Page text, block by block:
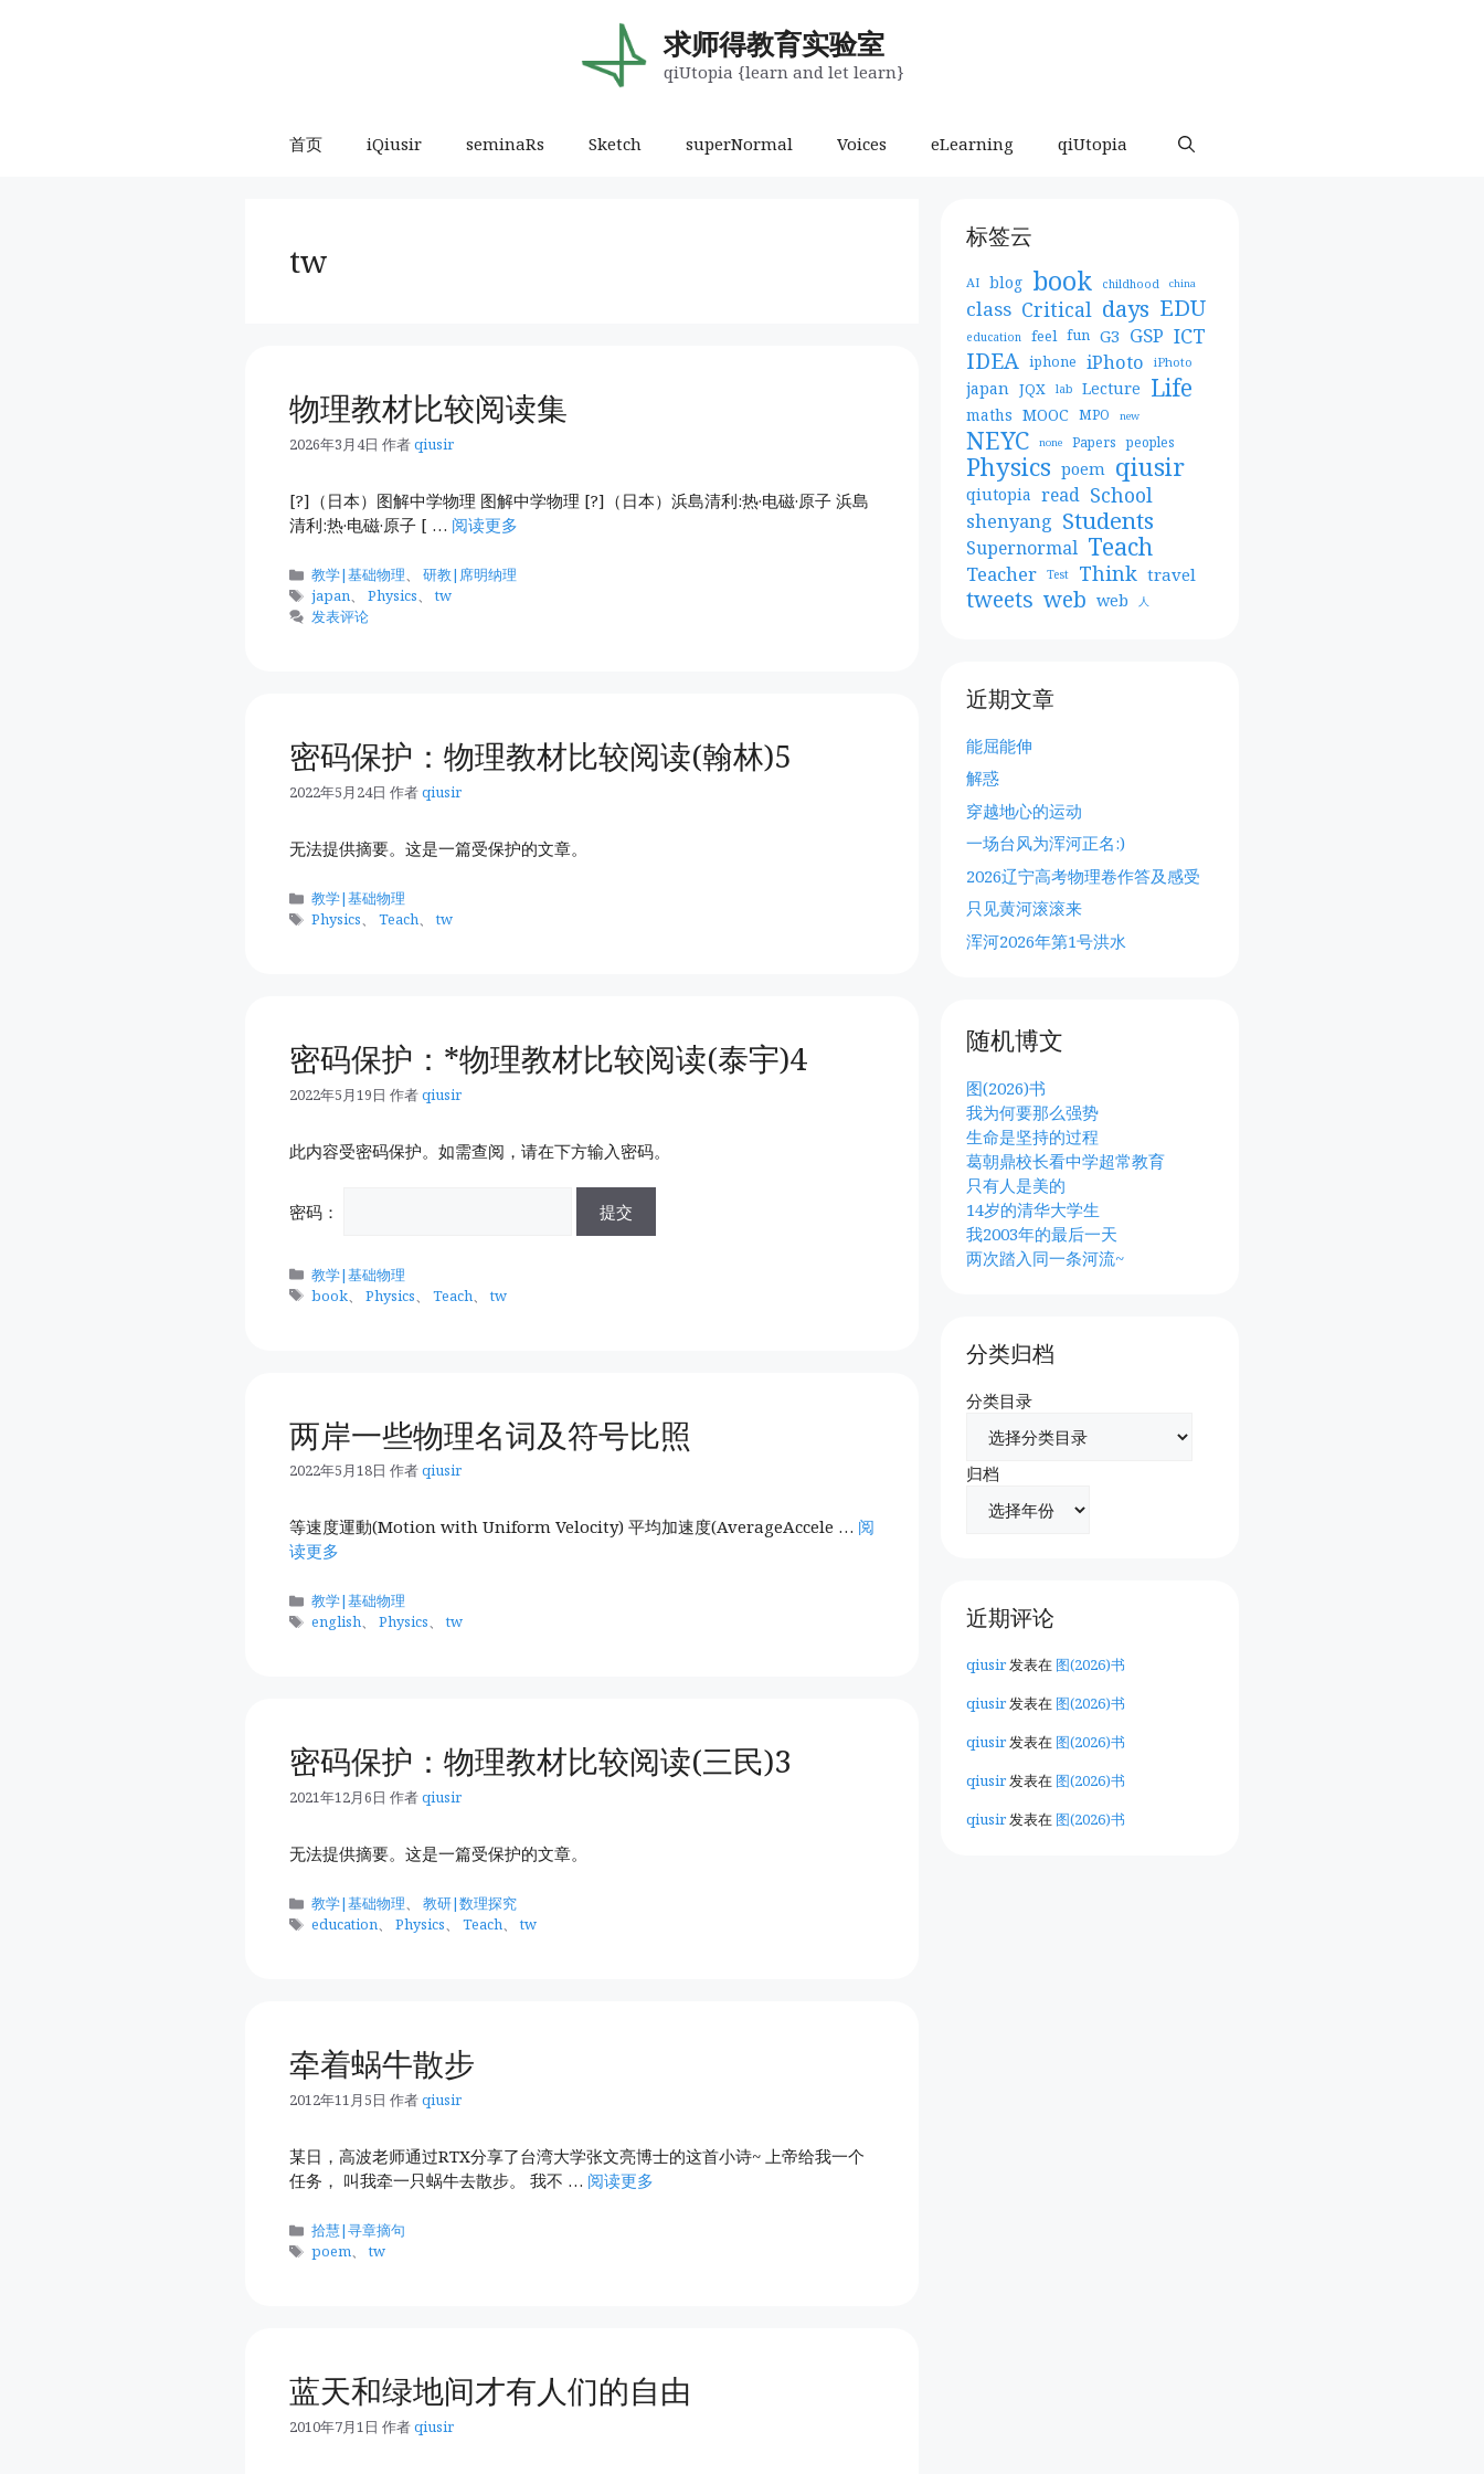
求师得教育实验室
qiUtopia {learn and let learn}
首页 iQiusir seminaRs Sketch superNormal Voices eLearning qiUtopia
tw
物理教材比较阅读集
2026年3月4日 作者qiusir
[?]（日本）图解中学物理 图解中学物理 [?]（日本）浜島清利:热·电磁·原子 浜島
清利:热·电磁·原子 [ … 阅读更多
分
类
教学|基础物理、研教|席明纳理
标
签
japan、Physics、tw
发表评论
密码保护：物理教材比较阅读(翰林)5
2022年5月24日 作者qiusir
无法提供摘要。这是一篇受保护的文章。
分
类
教学|基础物理
标
Physics、Teach、tw
密码保护：*物理教材比较阅读(泰宇)4
2022年5月19日 作者qiusir
此内容受密码保护。如需查阅，请在下方输入密码。
密码：
分
类
教学|基础物理
标
book 、Physics 、Teach 、tw
两岸一些物理名词及符号比照
2022年5月18日 作者qiusir
等速度運動(Motion with Uniform Velocity) 平均加速度(AverageAccele … 阅
读更多
分
类
教学|基础物理
标
english、Physics、tw
密码保护：物理教材比较阅读(三民)3
2021年12月6日 作者qiusir
无法提供摘要。这是一篇受保护的文章。
分
类
教学|基础物理、教研|数理探究
标
education、Physics、Teach、tw
牵着蜗牛散步
2012年11月5日 作者qiusir
某日，高波老师通过RTX分享了台湾大学张文亮博士的这首小诗~ 上帝给我一个
任务， 叫我牵一只蜗牛去散步。 我不 … 阅读更多
分
类
拾慧|寻章摘句
标
poem、tw
蓝天和绿地间才有人们的自由
2010年7月1日 作者qiusir
标签云
AI blog book childhood china
class Critical days EDU
education feel fun G3 GSP ICT
IDEA iphone iPhoto iPhoto
japan JQX lab Lecture Life
maths MOOC MPO new
NEYC none Papers peoples
Physics poem qiusir
qiutopia read School
shenyang Students
Supernormal Teach
Teacher Test Think travel
tweets web web 人
近期文章
能屈能伸
解惑
穿越地心的运动
一场台风为浑河正名:)
2026辽宁高考物理卷作答及感受
只见黄河滚滚来
浑河2026年第1号洪水
随机博文
图(2026)书
我为何要那么强势
生命是坚持的过程
葛朝鼎校长看中学超常教育
只有人是美的
14岁的清华大学生
我2003年的最后一天
两次踏入同一条河流~
分类归档
分类目录
归档
近期评论
qiusir发表在 图(2026)书
qiusir发表在 图(2026)书
qiusir发表在 图(2026)书
qiusir发表在 图(2026)书
qiusir发表在 图(2026)书